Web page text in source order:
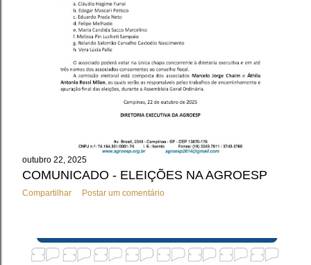
outubro 22, 2025
COMUNICADO - ELEIÇÕES NA AGROESP
Compartilhar Postar um comentário